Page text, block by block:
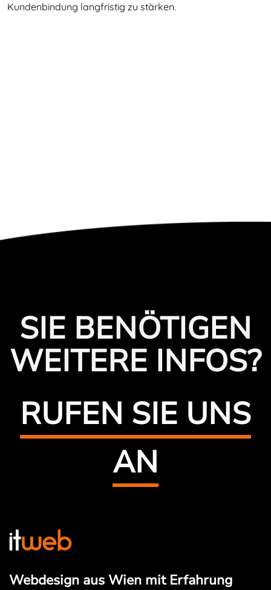
Kundenbindung langfristig zu stärken.
SIE BENÖTIGEN
WEITERE INFOS?
RUFEN SIE UNS
AN
Webdesign aus Wien mit Erfahrung